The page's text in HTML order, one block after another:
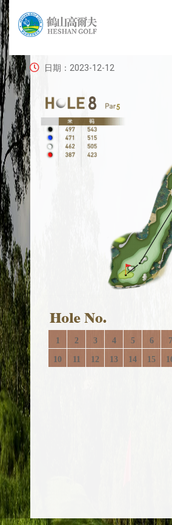
8号球洞
日期：2023-12-12
1 2 3 4 5 6 7
10 11 12 13 14 15